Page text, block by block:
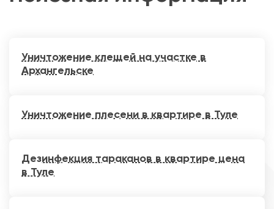
Уничтожение клещей на участке в
Архангельске
Уничтожение плесени в квартире в Туле
Дезинфекция тараканов в квартире цена
в Туле